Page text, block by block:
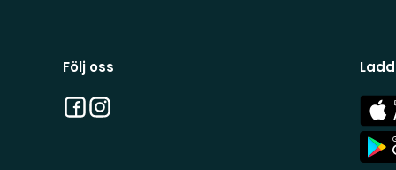
Följ oss
Facebook
Instagram
App
Store
App
Store